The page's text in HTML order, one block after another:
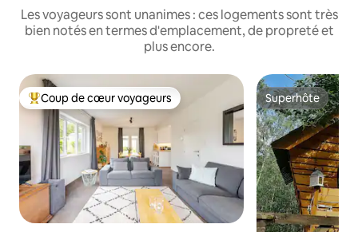
Les voyageurs sont unanimes : ces logements sont très
bien notés en termes d'emplacement, de propreté et
plus encore.
Coups de cœur voyageurs les plus appréciés
Coup de cœur voyageurs Superhôte
Superhôte